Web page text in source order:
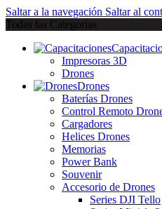
Saltar a la navegación Saltar al
Todas las Categorias
Impresoras 3D
Drones
Drones
Baterías Drones
Control Remoto
Cargadores
Helices Drones
Memorias
Power Bank
Souvenir
Accesorio de Drones
Series DJI Tello